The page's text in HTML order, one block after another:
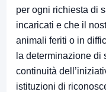
per ogni richiesta di
incaricati e che il
animali feriti o in
la determinazione di
continuità
istituzioni di